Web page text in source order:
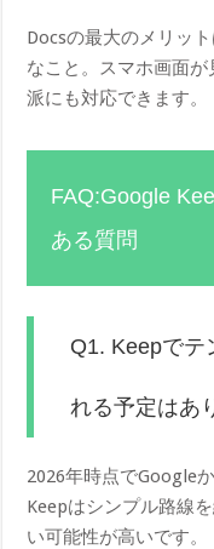
Docsの最大のメリッ
なこと。スマホ画面
派にも対応できます。
FAQ:Google
ある質問
Q1. Keepでテ
れる予定はあ
2026年時点でGoogle
Keepはシンプル路線
い可能性が高いです。